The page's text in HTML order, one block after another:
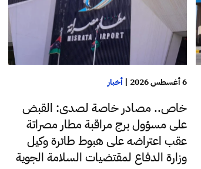
6 أغسطس 2026 | أخبار
خاص.. مصادر خاصة لصدى: القبض
على مسؤول برج مراقبة مطار مصراتة
عقب اعتراضه على هبوط طائرة وكيل
وزارة الدفاع لمقتضيات السلامة الجوية